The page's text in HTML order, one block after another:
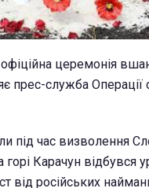
церемонія
прес-служба Операції
під час визволення
Карачун відбувся
від російських